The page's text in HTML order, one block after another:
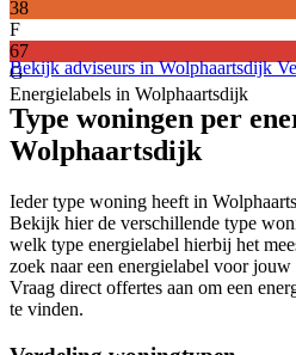
38
F
67
G
Energielabels in Wolphaartsdijk
Bekijk adviseurs in Wolphaartsdijk
Type woningen per
Wolphaartsdijk
Ieder type woning heeft in
Bekijk hier de verschillende type
welk type energielabel hierbij het
zoek naar een energielabel voor
Vraag direct offertes aan om een
te vinden.